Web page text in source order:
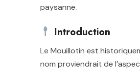
paysanne.
Introduction
Le Mouillotin est
nom proviendrait de